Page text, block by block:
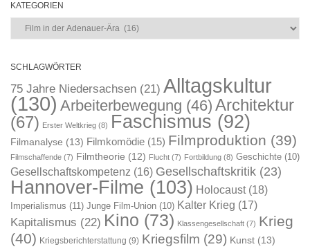
KATEGORIEN
Kategorien
SCHLAGWÖRTER
75 Jahre Niedersachsen (21) Alltagskultur
(130) Arbeiterbewegung (46) Architektur
(67) Erster Weltkrieg (8) Faschismus (92)
Filmanalyse (13) Filmkomödie (15) Filmproduktion (39)
Filmschaffende (7) Filmtheorie (12) Flucht (7) Fortbildung (8) Geschichte (10)
Gesellschaftskompetenz (16) Gesellschaftskritik (23)
Hannover-Filme (103) Holocaust(18)
Imperialismus (11) Junge Film-Union (10) Kalter Krieg (17)
Kapitalismus (22) Kino (73) Klassengesellschaft (7) Krieg
(40) Kriegsberichterstattung (9) Kriegsfilm (29) Kunst (13)